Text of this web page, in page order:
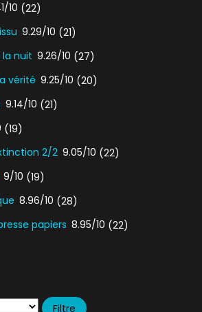
10 (22)
9.29/10 (21)
la nuit 9.26/10 (27)
vérité 9.25/10 (20)
9.14/10 (21)
(19)
2/2 9.05/10 (22)
9/10 (19)
8.96/10 (28)
papiers 8.95/10 (22)